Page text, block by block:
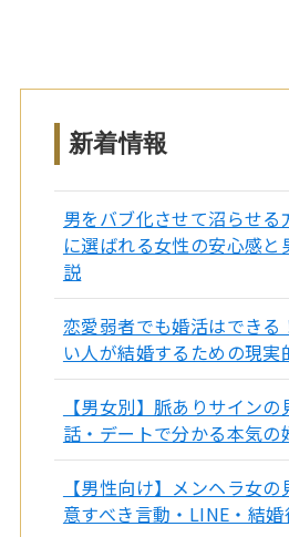
新着情報
男をバブ化させて沼らせる
に選ばれる女性の安心感
説
恋愛弱者でも婚活はできる
い人が結婚するための現実
【男女別】脈ありサイン
話・デートで分かる本気の
【男性向け】メンヘラ女
意すべき言動・LINE・結